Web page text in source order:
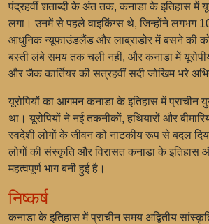
पंद्रहवीं शताब्दी के अंत तक, कनाडा के इतिहास में
लगा। उनमें से पहले वाइकिंग्स थे, जिन्होंने लगभग
आधुनिक न्यूफाउंडलैंड और लाब्राडोर में बसने की
बस्ती लंबे समय तक चली नहीं, और कनाडा में
और जैक कार्तियर की सत्रहवीं सदी जोखिम भरे
यूरोपियों का आगमन कनाडा के इतिहास में
था। यूरोपियों ने नई तकनीकों, हथियारों और
स्वदेशी लोगों के जीवन को नाटकीय रूप से बदल
लोगों की संस्कृति और विरासत कनाडा के इतिहास
महत्वपूर्ण भाग बनी हुई है।
निष्कर्ष
कनाडा के इतिहास में प्राचीन समय अद्वितीय